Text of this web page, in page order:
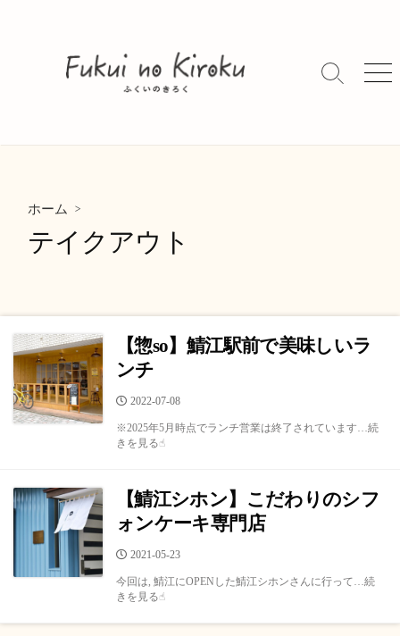
ス
検
替
メ
ホーム >
テイクアウト
【惣so】鯖江駅前で美味しいラ
ンチ
公
日
2022-07-08
※2025年5月時点でランチ営業は終了されています…続
きを見る☝︎
【鯖江シホン】こだわりのシフ
ォンケーキ専門店
公
日
2021-05-23
今回は, 鯖江にOPENした鯖江シホンさんに行って…続
きを見る☝︎